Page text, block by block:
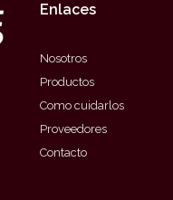
Enlaces
Nosotros
Productos
Como cuidarlos
Proveedores
Contacto